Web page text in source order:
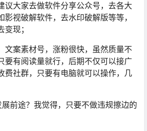
议大家去做软件分享公众号，去各大
视破解软件，去水印破解版等等，
现；
文案素材号，涨粉很快，虽然质量不
要有阅读量就行，后期不仅可以接广
费社群，只要有电脑就可以操作，几
前途？我觉得，只要不做违规擦边的